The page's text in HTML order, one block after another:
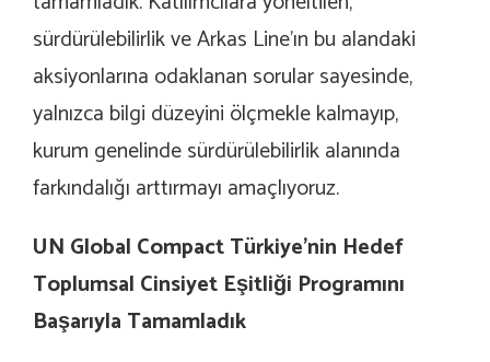
sürdürülebilirlik ve Arkas Line’ın bu alandaki
aksiyonlarına odaklanan sorular sayesinde,
yalnızca bilgi düzeyini ölçmekle kalmayıp,
kurum genelinde sürdürülebilirlik alanında
farkındalığı arttırmayı amaçlıyoruz.
UN Global Compact Türkiye’nin Hedef
Toplumsal Cinsiyet Eşitliği Programını
Başarıyla Tamamladık